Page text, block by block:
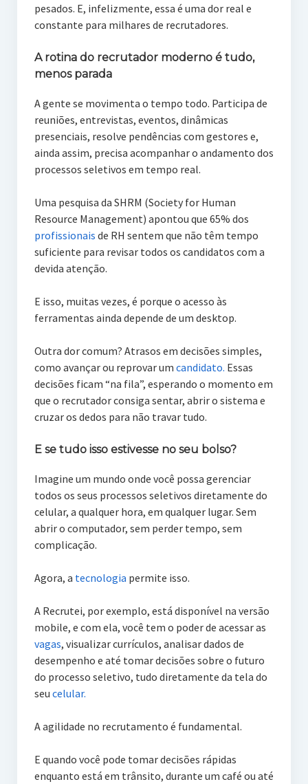
pesados. E, infelizmente, essa é uma dor real e
constante para milhares de recrutadores.
A rotina do recrutador moderno é tudo,
menos parada
A gente se movimenta o tempo todo. Participa de
reuniões, entrevistas, eventos, dinâmicas
presenciais, resolve pendências com gestores e,
ainda assim, precisa acompanhar o andamento dos
processos seletivos em tempo real.
Uma pesquisa da SHRM (Society for Human
Resource Management) apontou que 65% dos
profissionais de RH sentem que não têm tempo
suficiente para revisar todos os candidatos com a
devida atenção.
E isso, muitas vezes, é porque o acesso às
ferramentas ainda depende de um desktop.
Outra dor comum? Atrasos em decisões simples,
como avançar ou reprovar um candidato. Essas
decisões ficam “na fila”, esperando o momento em
que o recrutador consiga sentar, abrir o sistema e
cruzar os dedos para não travar tudo.
E se tudo isso estivesse no seu bolso?
Imagine um mundo onde você possa gerenciar
todos os seus processos seletivos diretamente do
celular, a qualquer hora, em qualquer lugar. Sem
abrir o computador, sem perder tempo, sem
complicação.
Agora, a tecnologia permite isso.
A Recrutei, por exemplo, está disponível na versão
mobile, e com ela, você tem o poder de acessar as
vagas, visualizar currículos, analisar dados de
desempenho e até tomar decisões sobre o futuro
do processo seletivo, tudo diretamente da tela do
seu celular.
A agilidade no recrutamento é fundamental.
E quando você pode tomar decisões rápidas
enquanto está em trânsito, durante um café ou até